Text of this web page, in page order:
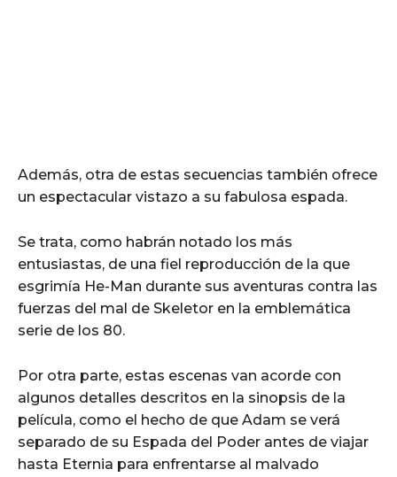
Además, otra de estas secuencias también ofrece
un espectacular vistazo a su fabulosa espada.
Se trata, como habrán notado los más
entusiastas, de una fiel reproducción de la que
esgrimía He-Man durante sus aventuras contra las
fuerzas del mal de Skeletor en la emblemática
serie de los 80.
Por otra parte, estas escenas van acorde con
algunos detalles descritos en la sinopsis de la
película, como el hecho de que Adam se verá
separado de su Espada del Poder antes de viajar
hasta Eternia para enfrentarse al malvado